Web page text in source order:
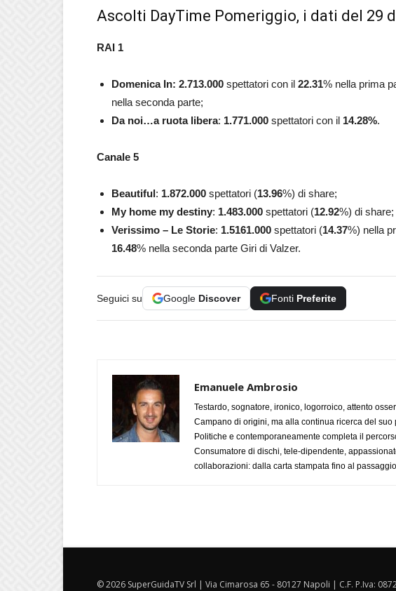
Ascolti DayTime Pomeriggio, i dati del 29
RAI 1
Domenica In: 2.713.000 spettatori con il 22.31% nella prima
nella seconda parte;
Da noi…a ruota libera: 1.771.000 spettatori con il 14.28%.
Canale 5
Beautiful: 1.872.000 spettatori (13.96%) di share;
My home my destiny: 1.483.000 spettatori (12.92%) di share;
Verissimo – Le Storie: 1.5161.000 spettatori (14.37%) nella
16.48% nella seconda parte Giri di Valzer.
Seguici su Google Discover Fonti Preferite
Emanuele Ambrosio
Testardo, sognatore, ironico, logorroico, attento
Campano di origini, ma alla continua ricerca del
Politiche e contemporaneamente completa il
Consumatore di dischi, tele-dipendente,
collaborazioni: dalla carta stampata fino al
© 2026 SuperGuidaTV Srl | Via Cimarosa 65 - 80127 Napoli | C.F. P.Iva: